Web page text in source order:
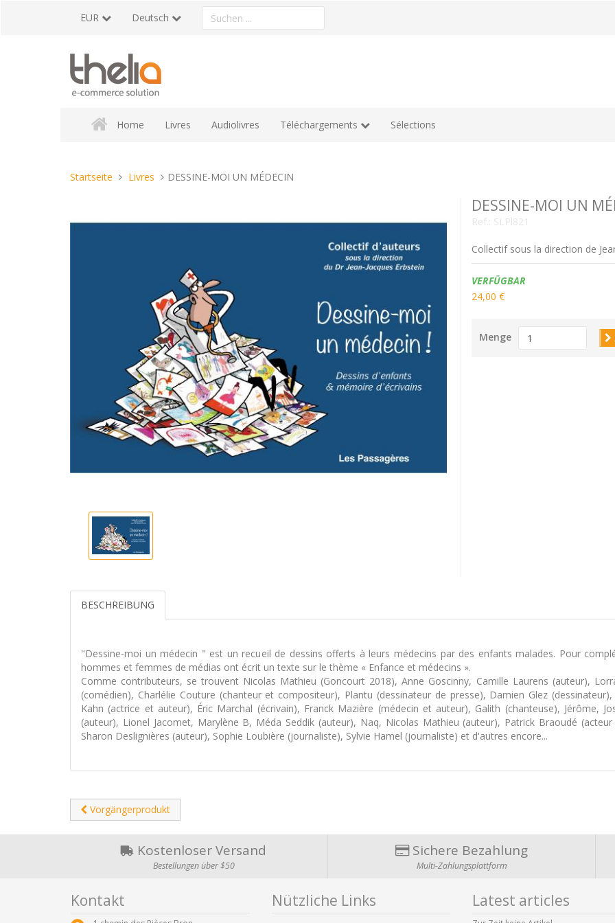
EUR Deutsch
Ein
Produkt
Home Livres Audiolivres Téléchargements Sélections
Sie
Startseite Livres DESSINE-MOI UN MÉDECIN
DESSINE-MOI UN
Ref.: SLPl821
Collectif sous la direction de
Verfügbarkeit:
VERFÜGBAR
24,00 €
Menge
BESCHREIBUNG
"Dessine-moi un médecin " est un recueil de dessins offerts à leurs médecins par des enfants malades. Pour
hommes et femmes de médias ont écrit un texte sur le thème « Enfance et médecins ».
Comme contributeurs, se trouvent Nicolas Mathieu (Goncourt 2018), Anne Goscinny, Camille Laurens (auteur),
(comédien), Charlélie Couture (chanteur et compositeur), Plantu (dessinateur de presse), Damien Glez
Kahn (actrice et auteur), Éric Marchal (écrivain), Franck Mazière (médecin et auteur), Galith (chanteuse), Jérôme,
(auteur), Lionel Jacomet, Marylène B, Méda Seddik (auteur), Naq, Nicolas Mathieu (auteur), Patrick Braoudé
Sharon Deslignières (auteur), Sophie Loubière (journaliste), Sylvie Hamel (journaliste) et d'autres encore...
Vorgängerprodukt
Kostenloser Versand
Bestellungen über $50
Sichere Bezahlung
Multi-Zahlungsplattform
Kontakt Nützliche Links Latest articles